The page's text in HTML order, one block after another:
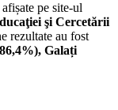
pe site-ul
şi Cercetării
rezultate au fost
Galați